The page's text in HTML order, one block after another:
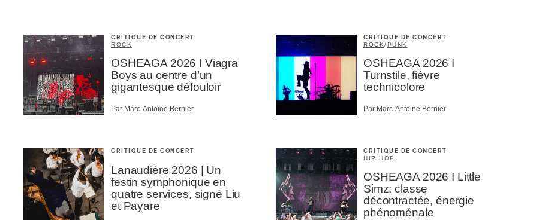
CRITIQUE DE CONCERT
ROCK
OSHEAGA 2026 I Viagra
Boys au centre d’un
gigantesque défouloir
Par Marc-Antoine Bernier
CRITIQUE DE CONCERT
ROCK/PUNK
OSHEAGA 2026 I
Turnstile, fièvre
technicolore
Par Marc-Antoine Bernier
CRITIQUE DE CONCERT
Lanaudière 2026 | Un
festin symphonique en
quatre services, signé Liu
et Payare
CRITIQUE DE CONCERT
HIP HOP
OSHEAGA 2026 I Little
Simz: classe
décontractée, énergie
phénoménale